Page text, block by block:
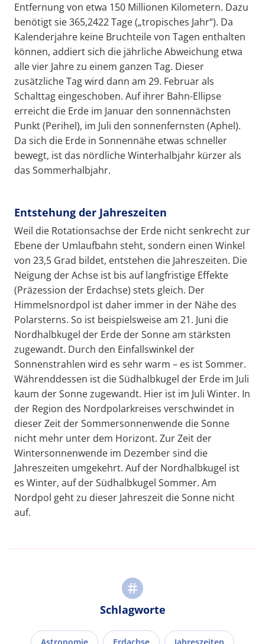
Entfernung von etwa 150 Millionen Kilometern. Dazu
benötigt sie 365,2422 Tage („tropisches Jahr“). Da
Kalenderjahre keine Bruchteile von Tagen enthalten
können, addiert sich die jährliche Abweichung etwa
alle vier Jahre zu einem ganzen Tag. Dieser
zusätzliche Tag wird dann am 29. Februar als
Schalttag eingeschoben. Auf ihrer Bahn-Ellipse
erreicht die Erde im Januar den sonnennächsten
Punkt (Perihel), im Juli den sonnenfernsten (Aphel).
Da sich die Erde in Sonnennähe etwas schneller
bewegt, ist das nördliche Winterhalbjahr kürzer als
das Sommerhalbjahr.
Entstehung der Jahreszeiten
Weil die Rotationsachse der Erde nicht senkrecht zur
Ebene der Umlaufbahn steht, sondern einen Winkel
von 23,5 Grad bildet, entstehen die Jahreszeiten. Die
Neigung der Achse ist bis auf langfristige Effekte
(Präzession der Erdachse) stets gleich. Der
Himmelsnordpol ist daher immer in der Nähe des
Polarsterns. So ist beispielsweise am 21. Juni die
Nordhalbkugel der Erde der Sonne am stärksten
zugewandt. Durch den Einfallswinkel der
Sonnenstrahlen wird es sehr warm – es ist Sommer.
Währenddessen ist die Südhalbkugel der Erde im Juli
kaum der Sonne zugewandt. Hier ist im Juli Winter. In
der Region des Nordpolarkreises verschwindet in
dieser Zeit der Sommersonnenwende die Sonne
nicht mehr unter dem Horizont. Zur Zeit der
Wintersonnenwende im Dezember sind die
Jahreszeiten umgekehrt. Auf der Nordhalbkugel ist
es Winter, auf der Südhalbkugel Sommer. Am
Nordpol geht zu dieser Jahreszeit die Sonne nicht
auf.
Schlagworte